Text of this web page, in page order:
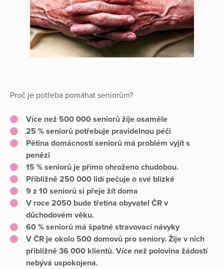
Proč je potřeba pomáhat seniorům?
Více než 500 000 seniorů žije osaměle
25 % seniorů potřebuje pravidelnou péči
Pětina domácností seniorů má problém vyjít s
penězi
15 % seniorů je přímo ohroženo chudobou.
Přibližně 250 000 lidí pečuje o své blízké
9 z 10 seniorů si přeje žít doma
V roce 2050 bude třetina obyvatel ČR v
důchodovém věku.
60 % seniorů má špatné stravovací návyky
V ČR je okolo 500 domovů pro seniory. Žije v nich
přibližně 36 000 klientů. Více než polovina žádostí
nebývá uspokojena.